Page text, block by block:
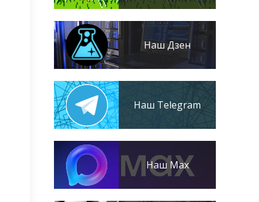
Наш Дзен
Наш Telegram
Наш Max